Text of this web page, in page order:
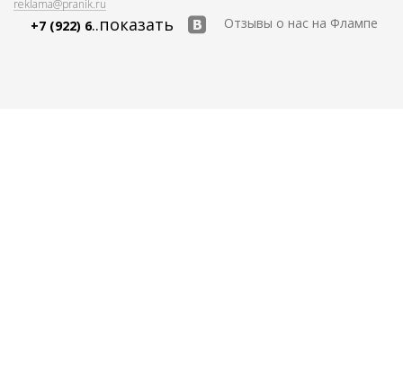
reklama@pranik.ru
+7 (922) 6..показать Отзывы о нас на Флампе